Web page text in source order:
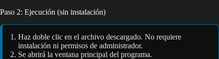
Paso 2: Ejecución (sin instalación)
Haz doble clic en el archivo descargado. No requiere
instalación ni permisos de administrador.
Se abrirá la ventana principal del programa.